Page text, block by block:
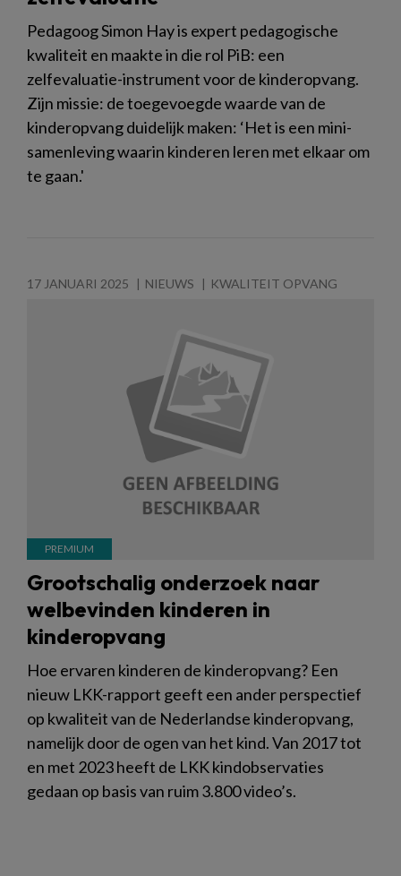
Pedagoog Simon Hay is expert pedagogische
kwaliteit en maakte in die rol PiB: een
zelfevaluatie-instrument voor de kinderopvang.
Zijn missie: de toegevoegde waarde van de
kinderopvang duidelijk maken: ‘Het is een mini-
samenleving waarin kinderen leren met elkaar om
te gaan.'
17 JANUARI 2025 NIEUWS KWALITEIT OPVANG
Grootschalig onderzoek naar
welbevinden kinderen in
kinderopvang
Hoe ervaren kinderen de kinderopvang? Een
nieuw LKK-rapport geeft een ander perspectief
op kwaliteit van de Nederlandse kinderopvang,
namelijk door de ogen van het kind. Van 2017 tot
en met 2023 heeft de LKK kindobservaties
gedaan op basis van ruim 3.800 video’s.